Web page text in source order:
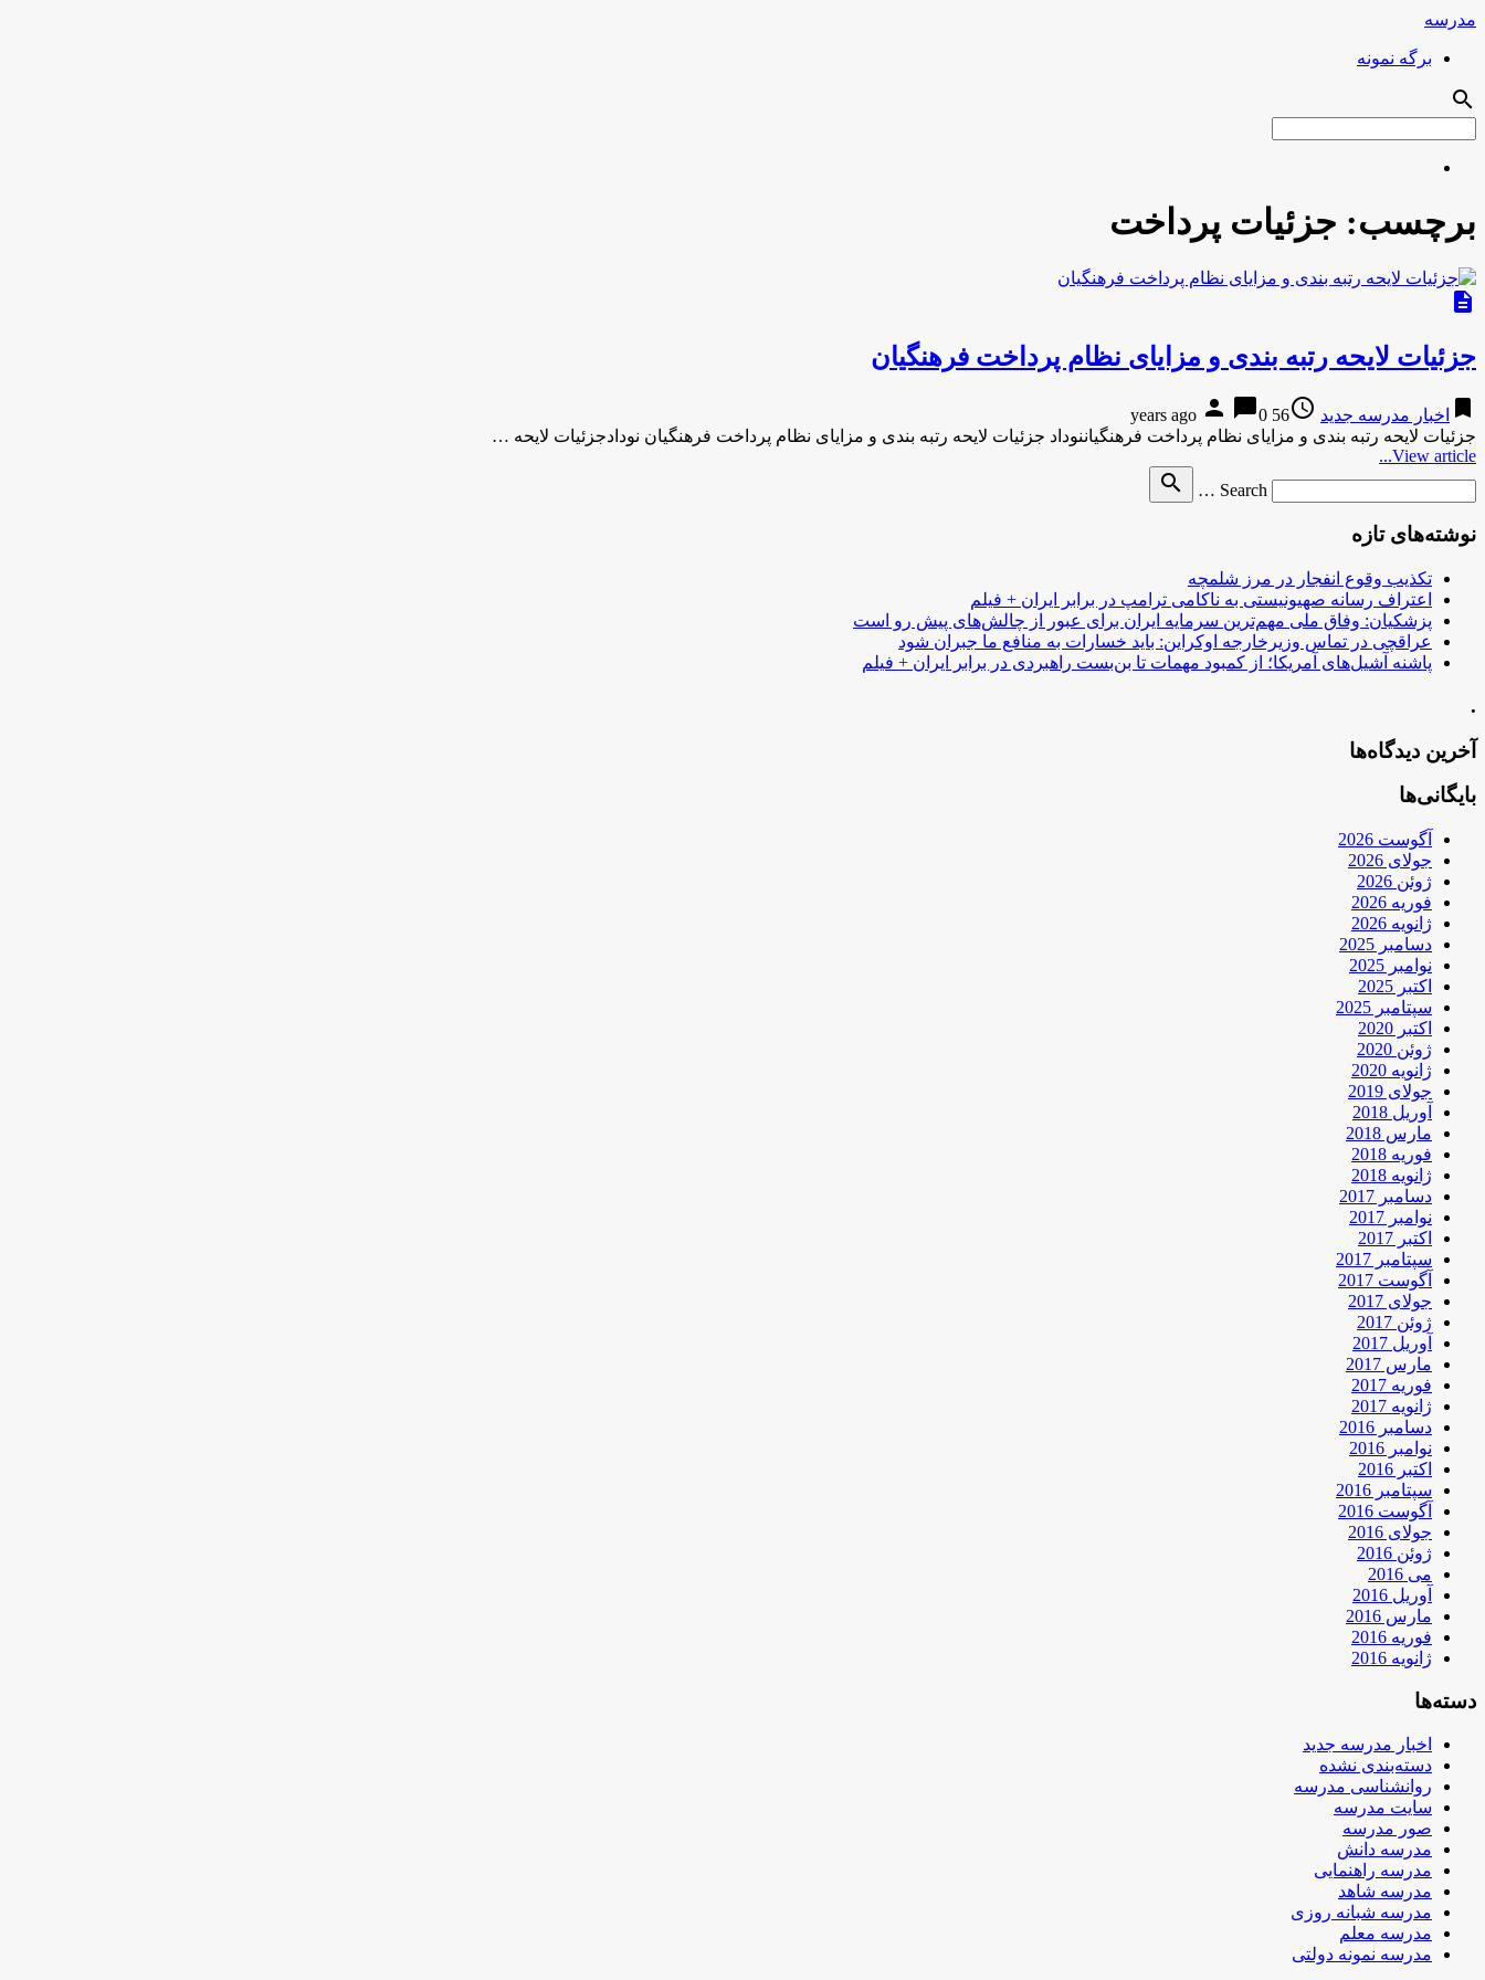
مدرسه
برگه نمونه
search
برچسب: جزئیات پرداخت
description
جزئیات لایحه رتبه بندی و مزایای نظام پرداخت فرهنگیان
bookmark اخبار مدرسه جدید access_time
56 years ago
person chat_bubble0
جزئیات لایحه رتبه بندی و مزایای نظام پرداخت فرهنگیاننوداد جزئیات لایحه رتبه بندی و مزایای نظام پرداخت فرهنگیان نودادجزئیات لایحه …
View article...
Search …
search
نوشته‌های تازه
تکذیب وقوع انفجار در مرز شلمچه
اعتراف رسانه صهیونیستی به ناکامی ترامپ در برابر ایران + فیلم
پزشکیان: وفاق ملی مهم‌ترین سرمایه ایران برای عبور از چالش‌های پیش رو است
عراقچی در تماس وزیرخارجه اوکراین: باید خسارات به منافع ما جبران شود
پاشنه آشیل‌های آمریکا؛ از کمبود مهمات تا بن‌بست راهبردی در برابر ایران + فیلم
.
آخرین دیدگاه‌ها
بایگانی‌ها
آگوست 2026
جولای 2026
ژوئن 2026
فوریه 2026
ژانویه 2026
دسامبر 2025
نوامبر 2025
اکتبر 2025
سپتامبر 2025
اکتبر 2020
ژوئن 2020
ژانویه 2020
جولای 2019
آوریل 2018
مارس 2018
فوریه 2018
ژانویه 2018
دسامبر 2017
نوامبر 2017
اکتبر 2017
سپتامبر 2017
آگوست 2017
جولای 2017
ژوئن 2017
آوریل 2017
مارس 2017
فوریه 2017
ژانویه 2017
دسامبر 2016
نوامبر 2016
اکتبر 2016
سپتامبر 2016
آگوست 2016
جولای 2016
ژوئن 2016
می 2016
آوریل 2016
مارس 2016
فوریه 2016
ژانویه 2016
دسته‌ها
اخبار مدرسه جدید
دسته‌بندی نشده
روانشناسی مدرسه
سایت مدرسه
صور مدرسه
مدرسه دانش
مدرسه راهنمایی
مدرسه شاهد
مدرسه شبانه روزی
مدرسه معلم
مدرسه نمونه دولتی